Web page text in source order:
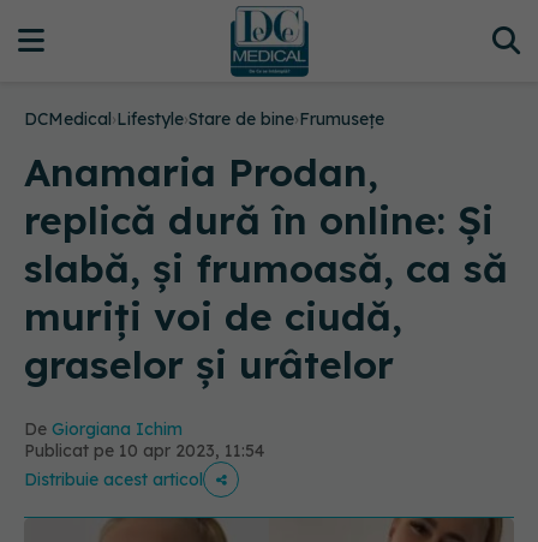
DCMedical›Lifestyle›Stare de bine›Frumusețe
Anamaria Prodan,
replică dură în online: Și
slabă, și frumoasă, ca să
muriți voi de ciudă,
graselor și urâtelor
De Giorgiana Ichim
Publicat pe 10 apr 2023, 11:54
Distribuie acest articol